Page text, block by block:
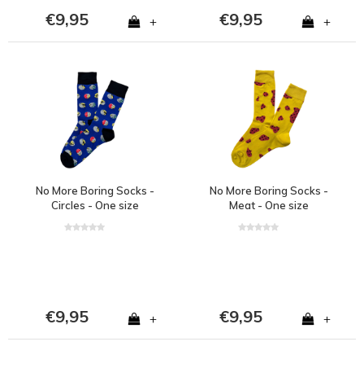
€9,95 + €9,95 +
No More Boring Socks -
Circles - One size
€9,95 +
No More Boring Socks -
Meat - One size
€9,95 +